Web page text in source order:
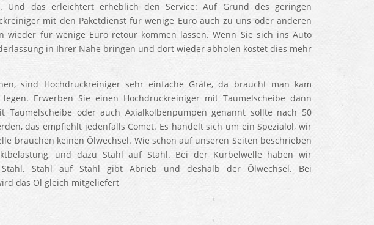
Und das erleichtert erheblich den Service: Auf Grund des geringen
mit den Paketdienst für wenige Euro auch zu uns oder anderen
wieder für wenige Euro retour kommen lassen. Wenn Sie sich ins Auto
in Ihrer Nähe bringen und dort wieder abholen kostet dies mehr
sind Hochdruckreiniger sehr einfache Gräte, da braucht man kam
Erwerben Sie einen Hochdruckreiniger mit Taumelscheibe dann
Taumelscheibe oder auch Axialkolbenpumpen genannt sollte nach 50
das empfiehlt jedenfalls Comet. Es handelt sich um ein Spezialöl, wir
brauchen keinen Ölwechsel. Wie schon auf unseren Seiten beschrieben
und dazu Stahl auf Stahl. Bei der Kurbelwelle haben wir
Stahl. Stahl auf Stahl gibt Abrieb und deshalb der Ölwechsel. Bei
das Öl gleich mitgeliefert